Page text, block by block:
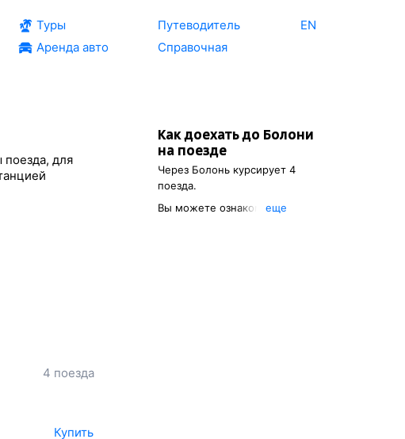
Туры
Аренда авто
Путеводитель
Справочная
EN
поезда, для
4 поезда
Купить
Как доехать до Болони
на поезде
Через Болонькурсирует 4
поезда.
Вы можете ознакомиться с
eще